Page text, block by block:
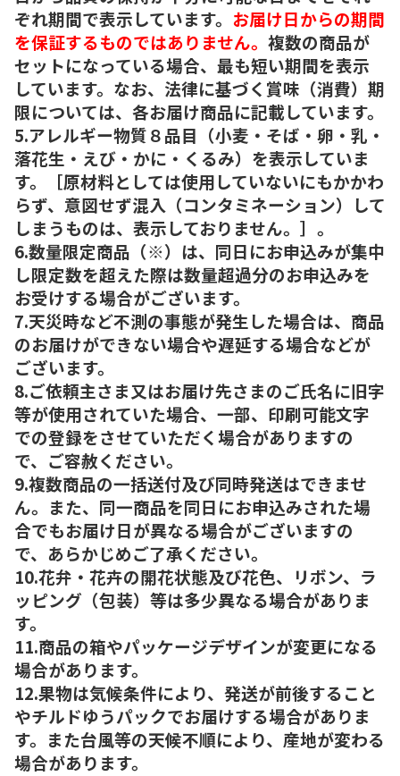
ぞれ期間で表示しています。 お届け日からの期間
を保証するものではありません。 複数の商品が
セットになっている場合、最も短い期間を表示
しています。なお、法律に基づく賞味（消費）期
限については、各お届け商品に記載しています。
5.アレルギー物質８品目（小麦・そば・卵・乳・
落花生・えび・かに・くるみ）を表示していま
す。［原材料としては使用していないにもかかわ
らず、意図せず混入（コンタミネーション）して
しまうものは、表示しておりません。］。
6.数量限定商品（※）は、同日にお申込みが集中
し限定数を超えた際は数量超過分のお申込みを
お受けする場合がございます。
7.天災時など不測の事態が発生した場合は、商品
のお届けができない場合や遅延する場合などが
ございます。
8.ご依頼主さま又はお届け先さまのご氏名に旧字
等が使用されていた場合、一部、印刷可能文字
での登録をさせていただく場合がありますの
で、ご容赦ください。
9.複数商品の一括送付及び同時発送はできませ
ん。また、同一商品を同日にお申込みされた場
合でもお届け日が異なる場合がございますの
で、あらかじめご了承ください。
10.花弁・花卉の開花状態及び花色、リボン、ラ
ッピング（包装）等は多少異なる場合がありま
す。
11.商品の箱やパッケージデザインが変更になる
場合があります。
12.果物は気候条件により、発送が前後すること
やチルドゆうパックでお届けする場合がありま
す。また台風等の天候不順により、産地が変わる
場合があります。